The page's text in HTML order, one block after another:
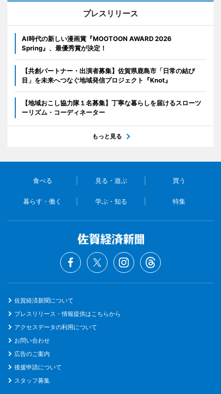
プレスリリース
AI時代の新しい漫画賞『MOOTOON AWARD 2026
Spring』、最優秀賞が決定！
【共創パートナー・出演者募集】佐賀県鹿島市「日常の結び
目」を未来へつなぐ地域発信プロジェクト『Knot』
【地域おこし協力隊１名募集】丁寧な暮らしを届けるスローツ
ーリズム・コーディネーター
もっと見る
食べる 見る・遊ぶ 買う
暮らす・働く 学ぶ・知る 特集
佐賀経済新聞について
プレスリリース・情報提供はこちらから
アクセスデータの利用について
お問い合わせ
広告のご案内
後援申請について
スタッフ募集